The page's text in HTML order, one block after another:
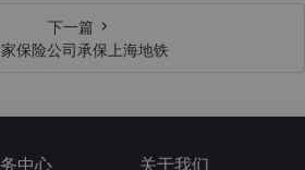
下一篇
保险公司承保上海地铁
中心 关于我们